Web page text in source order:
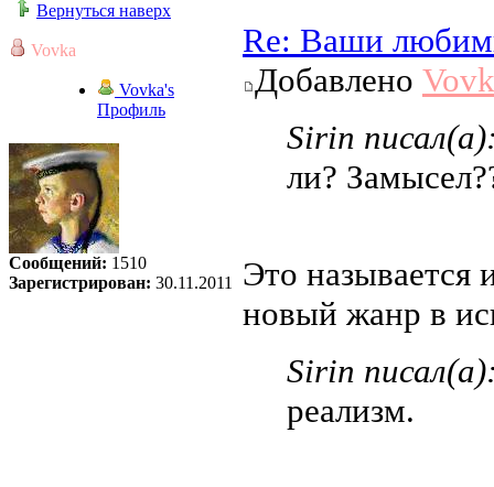
Вернуться наверх
Vovka
Vovka's
Профиль
Сообщений: 1510
Зарегистрирован: 30.11.2011
Re: Ваши
Добавлено
Sirin
ли?
Это называется
новый жанр в
Sirin
реализм.